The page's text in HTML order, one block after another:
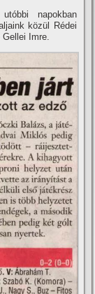
napokban
közül Rédei
Imre.